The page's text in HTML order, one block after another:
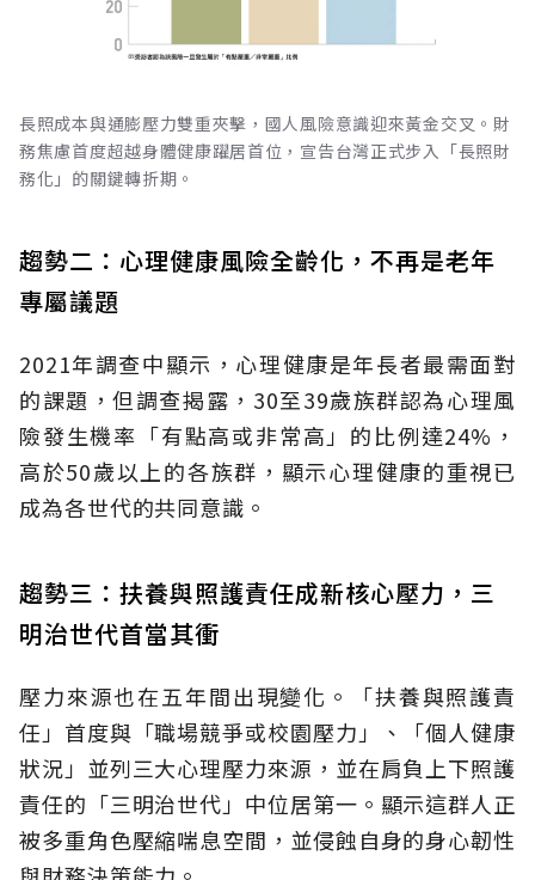
長照成本與通膨壓力雙重夾擊，國人風險意識迎來黃金交叉。財
務焦慮首度超越身體健康躍居首位，宣告台灣正式步入「長照財
務化」的關鍵轉折期。
趨勢二：心理健康風險全齡化，不再是老年
專屬議題
2021年調查中顯示，心理健康是年長者最需面對
的課題，但調查揭露，30至39歲族群認為心理風
險發生機率「有點高或非常高」的比例達24%，
高於50歲以上的各族群，顯示心理健康的重視已
成為各世代的共同意識。
趨勢三：扶養與照護責任成新核心壓力，三
明治世代首當其衝
壓力來源也在五年間出現變化。「扶養與照護責
任」首度與「職場競爭或校園壓力」、「個人健康
狀況」並列三大心理壓力來源，並在肩負上下照護
責任的「三明治世代」中位居第一。顯示這群人正
被多重角色壓縮喘息空間，並侵蝕自身的身心韌性